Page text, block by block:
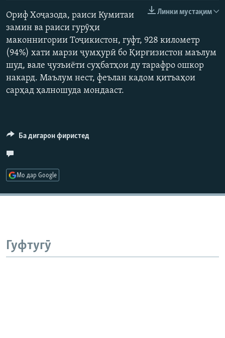
ГУЗОРИШҲОИ РАДИОӢ
Русский
ПАЙГИРӢ КУНЕД
Линки мустақим
Ориф Хоҷазода, раиси Кумитаи
замин ва раиси гурӯҳи
маконнигории Тоҷикистон, гуфт, 928 километр
(94%) хати марзи ҷумҳурӣ бо Қирғизистон маълум
шуд, вале ҷузъиёти суҳбатҳои ду тарафро ошкор
накард. Маълум нест, феълан кадом қитъаҳои
сарҳад ҳалношуда мондааст.
Ба дигарон фиристед
Мо дар Google
Гуфтугӯ